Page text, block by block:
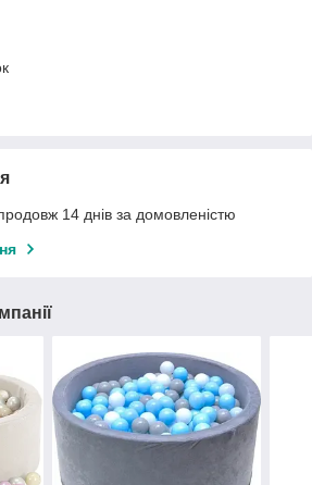
14 днів за домовленістю